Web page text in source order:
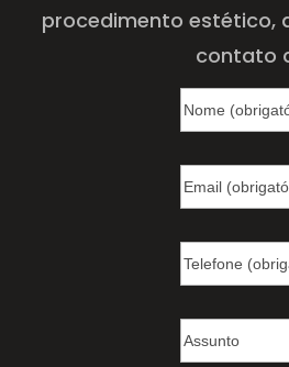
procedimento estético,
contato